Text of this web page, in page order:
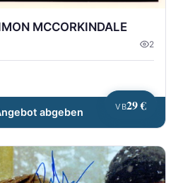
VB29 €
MCCORKINDALE
2
abgeben